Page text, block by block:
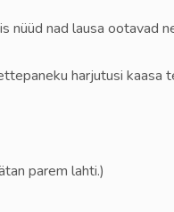
nüüd nad lausa ootavad
harjutusi kaasa
parem lahti.)